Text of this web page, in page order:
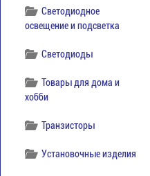
Светодиодное
освещение и подсветка
Светодиоды
Товары для дома и
хобби
Транзисторы
Установочные изделия